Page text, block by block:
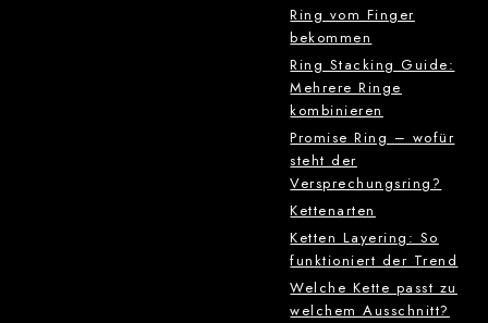
Ring vom Finger
bekommen
Ring Stacking Guide:
Mehrere Ringe
kombinieren
Promise Ring – wofür
steht der
Versprechungsring?
Kettenarten
Ketten Layering: So
funktioniert der Trend
Welche Kette passt zu
welchem Ausschnitt?